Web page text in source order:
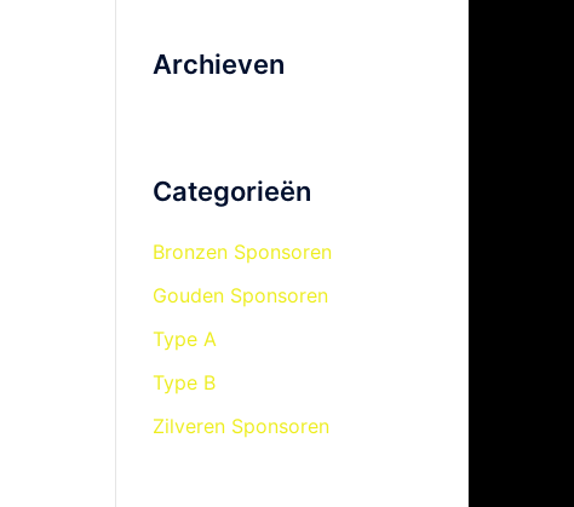
Archieven
Categorieën
Bronzen Sponsoren
Gouden Sponsoren
Type A
Type B
Zilveren Sponsoren